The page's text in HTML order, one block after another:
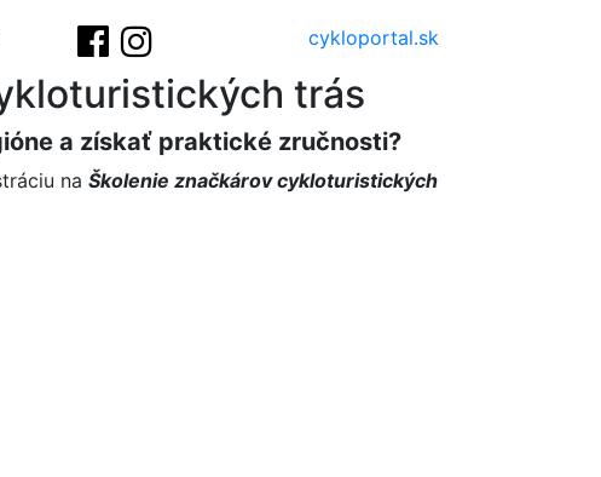
cykloportal.sk
trás
a získať praktické zručnosti?
na Školenie značkárov cykloturistických